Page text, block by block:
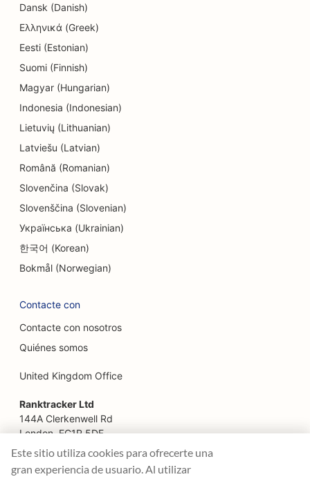
SEO para tintorerías
SEO para tiendas de electrónica
SEO para empresas de ingeniería
SEO para endodoncistas
SEO para Escape Rooms
OE para restaurantes étnicos
SEO para servicios de lifting facial
SEO para planificadores financieros
SEO para restaurantes de comida rápida
SEO para floristerías
SEO para restaurantes de lujo
SEO para servicios financieros
SEO para patios de comidas
Dansk (Danish)
Ελληνικά (Greek)
Eesti (Estonian)
Suomi (Finnish)
Magyar (Hungarian)
Indonesia (Indonesian)
Lietuvių (Lithuanian)
Latviešu (Latvian)
Română (Romanian)
Slovenčina (Slovak)
Slovenščina (Slovenian)
Українська (Ukrainian)
한국어 (Korean)
Bokmål (Norwegian)
Contacte con
Contacte con nosotros
Quiénes somos
United Kingdom Office
Ranktracker Ltd
144A Clerkenwell Rd
London, EC1R 5DF
Company No: 08820809
Este sitio utiliza cookies para ofrecerte una
gran experiencia de usuario. Al utilizar